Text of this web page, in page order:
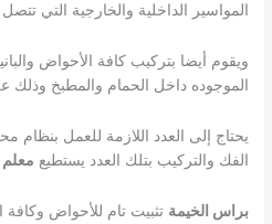
المواسير الداخلية والخارجية التي
ويقوم أيضا بتركيب كافة الأحواض
الموجوده داخل الحمام والمطبخ
يحتاج إلى العدد اللازمة للعمل بنظام
الفك والتركيب بتلك العدد يستطيع
براس الخيمة تثبيت تام للأحواض